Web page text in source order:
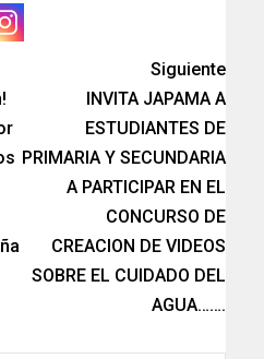
Siguiente
INVITA JAPAMA A
ESTUDIANTES DE
PRIMARIA Y SECUNDARIA
A PARTICIPAR EN EL
CONCURSO DE
CREACION DE VIDEOS
SOBRE EL CUIDADO DEL
AGUA…….